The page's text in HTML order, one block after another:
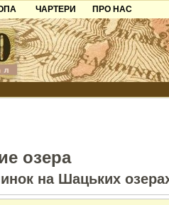
ЧАРТЕРИ
ПРО НАС
Контакти
Партнерам
Додати готель
озера
на Шацьких